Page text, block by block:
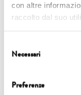
con altre
raccolto dal suo
delNecessari
Preferenze
Share this...